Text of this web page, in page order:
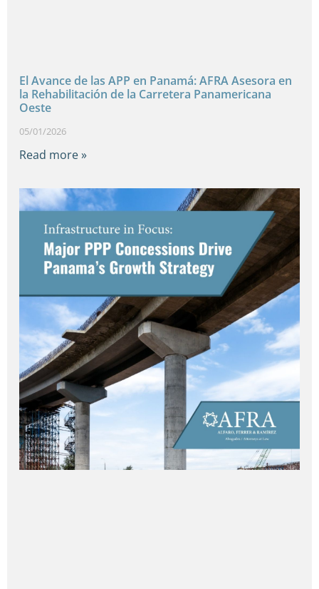
El Avance de las APP en Panamá: AFRA Asesora en
la Rehabilitación de la Carretera Panamericana
Oeste
05/01/2026
Read more »